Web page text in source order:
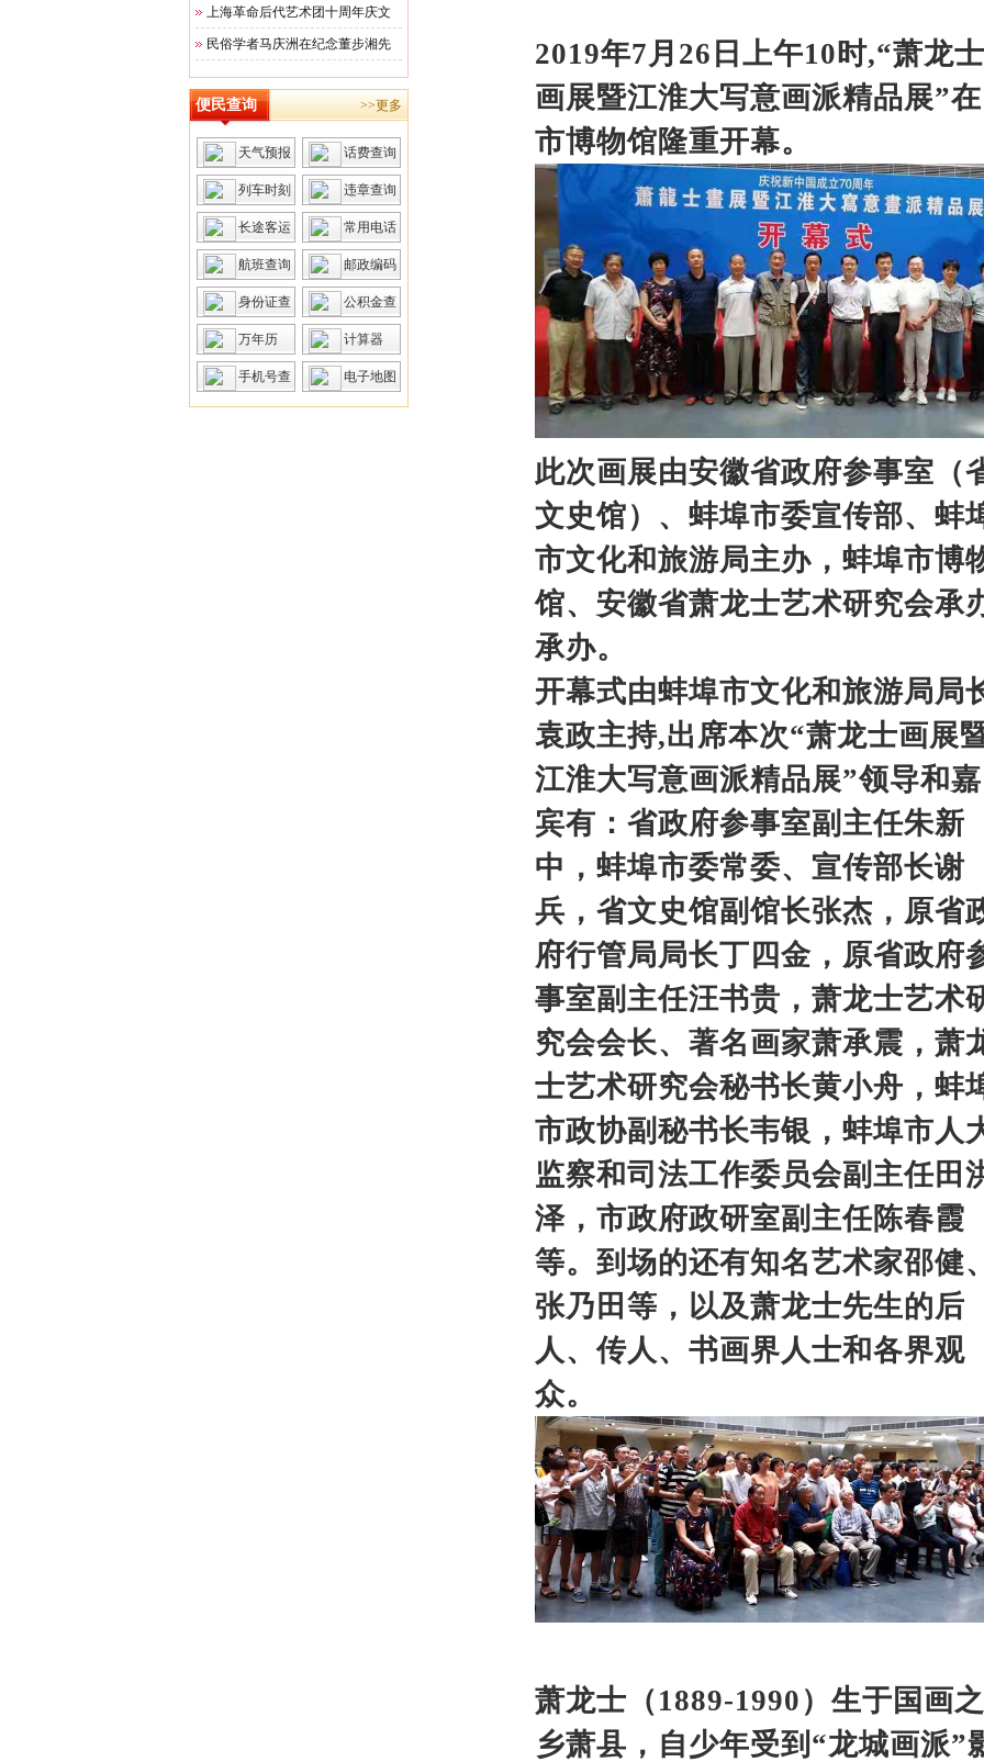
上海革命后代艺术团十周年庆文
民俗学者马庆洲在纪念董步湘先
便民查询 >>更多
天气预报 话费查询
列车时刻 违章查询
长途客运 常用电话
航班查询 邮政编码
身份证查
询
公积金查
询
万年历 计算器
手机号查
询
电子地图
2019年7月26日上午10时,“萧龙士
画展暨江淮大写意画派精品展”在
市博物馆隆重开幕。
此次画展由安徽省政府参事室（
文史馆）、蚌埠市委宣传部、蚌
市文化和旅游局主办，蚌埠市博
馆、安徽省萧龙士艺术研究会承
承办。
开幕式由蚌埠市文化和旅游局局
袁政主持,出席本次“萧龙士画展
江淮大写意画派精品展”领导和嘉
宾有：省政府参事室副主任朱新
中，蚌埠市委常委、宣传部长谢
兵，省文史馆副馆长张杰，原省
府行管局局长丁四金，原省政府
事室副主任汪书贵，萧龙士艺术
究会会长、著名画家萧承震，萧
士艺术研究会秘书长黄小舟，蚌
市政协副秘书长韦银，蚌埠市人
监察和司法工作委员会副主任田
泽，市政府政研室副主任陈春霞
等。到场的还有知名艺术家邵健、
张乃田等，以及萧龙士先生的后
人、传人、书画界人士和各界观
众。
萧龙士（1889-1990）生于国画之
乡萧县，自少年受到“龙城画派”